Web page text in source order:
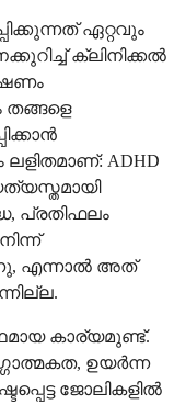
ഏറ്റവും
ക്ലിനിക്കൽ
തങ്ങളെ
ADHD
പ്രതിഫലം
എന്നാൽ അത്
കാര്യമുണ്ട്.
ഉയർന്ന
ജോലികളിൽ